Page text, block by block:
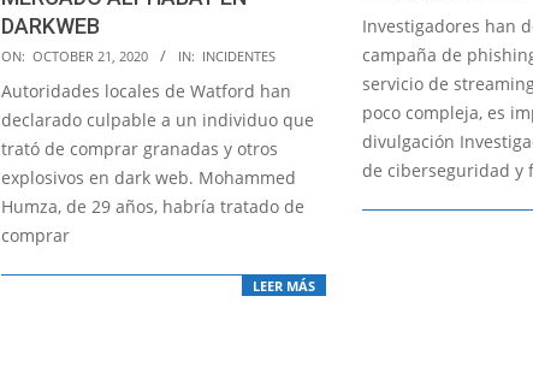
DARKWEB
2020-
10-
21
ON: OCTOBER 21, 2020 IN: INCIDENTES
Autoridades locales de Watford han
declarado culpable a un individuo que
trató de comprar granadas y otros
explosivos en dark web. Mohammed
Humza, de 29 años, habría tratado de
comprar
LEER MÁS
26
Investigadores han
campaña de
servicio de
poco compleja, es
divulgación
de ciberseguridad y